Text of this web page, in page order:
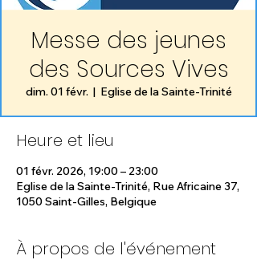
Messe des jeunes
des Sources Vives
dim. 01 févr.
  |
Eglise de la Sainte-Trinité
Heure et lieu
01 févr. 2026, 19:00 – 23:00
Eglise de la Sainte-Trinité, Rue Africaine 37,
1050 Saint-Gilles, Belgique
À propos de l'événement